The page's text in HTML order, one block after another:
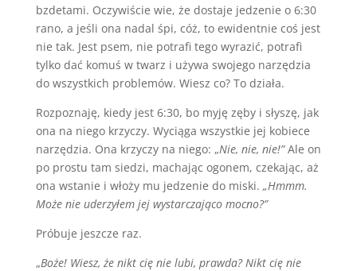
bzdetami. Oczywiście wie, że dostaje jedzenie o 6:30
rano, a jeśli ona nadal śpi, cóż, to ewidentnie coś jest
nie tak. Jest psem, nie potrafi tego wyrazić, potrafi
tylko dać komuś w twarz i używa swojego narzędzia
do wszystkich problemów. Wiesz co? To działa.
Rozpoznaję, kiedy jest 6:30, bo myję zęby i słyszę, jak
ona na niego krzyczy. Wyciąga wszystkie jej kobiece
narzędzia. Ona krzyczy na niego: „Nie, nie, nie!”Ale on
po prostu tam siedzi, machając ogonem, czekając, aż
ona wstanie i włoży mu jedzenie do miski. „Hmmm.
Może nie uderzyłem jej wystarczająco mocno?”
Próbuje jeszcze raz.
„Boże! Wiesz, że nikt cię nie lubi, prawda? Nikt cię nie